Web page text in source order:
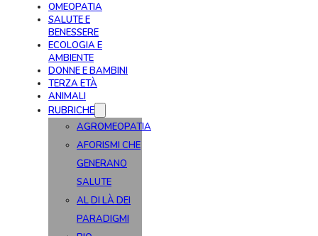
OMEOPATIA
SALUTE E
BENESSERE
ECOLOGIA E
AMBIENTE
DONNE E BAMBINI
TERZA ETÀ
ANIMALI
RUBRICHE
AGROMEOPATIA
AFORISMI CHE
GENERANO
SALUTE
AL DI LÀ DEI
PARADIGMI